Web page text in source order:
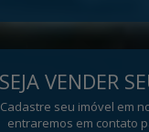
VENDER
Cadastre seu imóvel em
entraremos em contato